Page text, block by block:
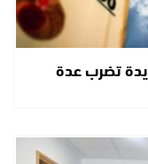
تضرب عدة